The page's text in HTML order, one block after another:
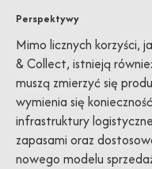
Perspektywy
Mimo licznych korzyści,
& Collect, istnieją
muszą zmierzyć się
wymienia się
infrastruktury
zapasami oraz
nowego modelu